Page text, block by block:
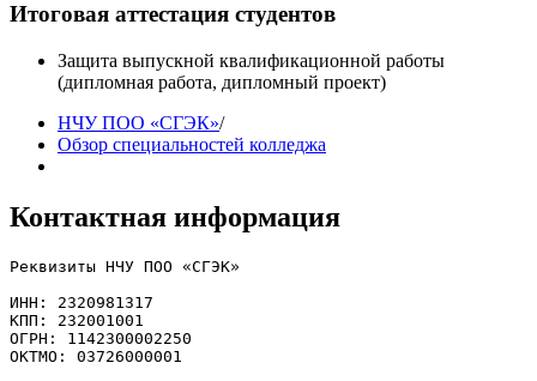
Итоговая аттестация студентов
Защита выпускной квалификационной работы
(дипломная работа, дипломный проект)
НЧУ ПОО «СГЭК»/
Обзор специальностей колледжа
Контактная информация
Реквизиты НЧУ ПОО «СГЭК»
ИНН: 2320981317
КПП: 232001001
ОГРН: 1142300002250
ОКТМО: 03726000001